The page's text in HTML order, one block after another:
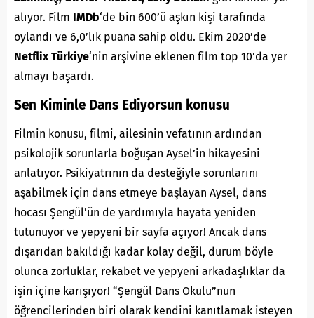
alıyor. Film IMDb‘de bin 600’ü aşkın kişi tarafında
oylandı ve 6,0’lık puana sahip oldu. Ekim 2020’de
Netflix Türkiye‘nin arşivine eklenen film top 10’da yer
almayı başardı.
Sen Kiminle Dans Ediyorsun konusu
Filmin konusu, filmi, ailesinin vefatının ardından
psikolojik sorunlarla boğuşan Aysel’in hikayesini
anlatıyor. Psikiyatrının da desteğiyle sorunlarını
aşabilmek için dans etmeye başlayan Aysel, dans
hocası Şengül’ün de yardımıyla hayata yeniden
tutunuyor ve yepyeni bir sayfa açıyor! Ancak dans
dışarıdan bakıldığı kadar kolay değil, durum böyle
olunca zorluklar, rekabet ve yepyeni arkadaşlıklar da
işin içine karışıyor! “Şengül Dans Okulu”nun
öğrencilerinden biri olarak kendini kanıtlamak isteyen